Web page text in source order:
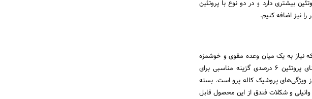
بیشتری دارد و در دو نوع با پروتئین
نیز اضافه کنیم.
نیاز به یک میان وعده مقوی و خوشمزه
باشد، پروشیک کاله پرو می‌تواند یک انتخاب ایده آل باشد. این محصول با غنای پروتئین 6 درصدی گزینه مناسبی برای
است. نداشتن قند افزوده و چربی بسیار کم 1.5 درصدی از ویژگی‌های پروشیک کاله پرو است. بسته
و شکلات فندق از این محصول قابل